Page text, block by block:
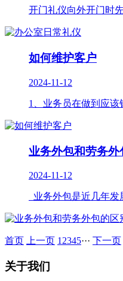
开门礼仪向外开门时
如何维护客户
2024-11-12
1、业务员在做到应该
业务外包和劳务
2024-11-12
业务外包是近几年发
首页 上一页 1 2345··· 下一页
关于我们